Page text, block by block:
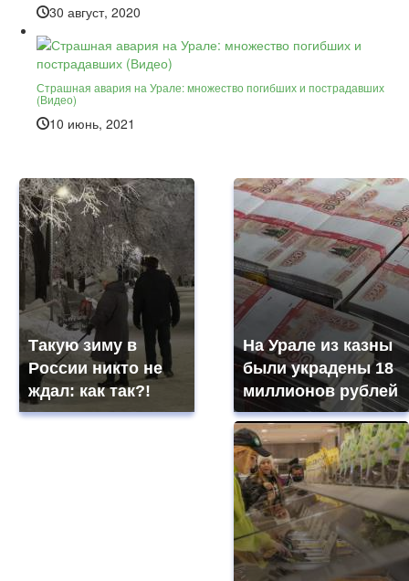
30 август, 2020
Страшная авария на Урале: множество погибших и пострадавших
(Видео)
10 июнь, 2021
Такую зиму в
России никто не
ждал: как так?!
На Урале из казны
были украдены 18
миллионов рублей